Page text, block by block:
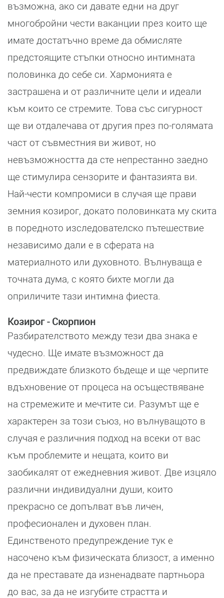
възможна, ако си давате едни на друг
многобройни чести ваканции през които ще
имате достатъчно време да обмисляте
предстоящите стъпки относно интимната
половинка до себе си. Хармонията е
застрашена и от различните цели и идеали
към които се стремите. Това със сигурност
ще ви отдалечава от другия през по-голямата
част от съвместния ви живот, но
невъзможността да сте непрестанно заедно
ще стимулира сензорите и фантазията ви.
Най-чести компромиси в случая ще прави
земния козирог, докато половинката му скита
в поредното изследователско пътешествие
независимо дали е в сферата на
материалното или духовното. Вълнуваща е
точната дума, с която бихте могли да
оприличите тази интимна фиеста.
Козирог - Скорпион
Разбирателството между тези два знака е
чудесно. Ще имате възможност да
предвиждате близкото бъдеще и ще черпите
вдъхновение от процеса на осъществяване
на стремежите и мечтите си. Разумът ще е
характерен за този съюз, но вълнуващото в
случая е различния подход на всеки от вас
към проблемите и нещата, които ви
заобикалят от ежедневния живот. Две изцяло
различни индивидуални души, които
прекрасно се допълват във личен,
професионален и духовен план.
Единственото предупреждение тук е
насочено към физическата близост, а именно
да не преставате да изненадвате партньора
до вас, за да не изгубите страстта и